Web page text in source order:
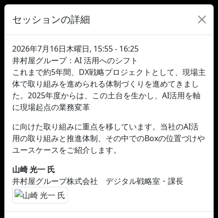
セッションの詳細
2026年7月16日木曜日, 15:55 - 16:25
井村屋グループ：AI 活用へのシフト
これまで約5年間、DX戦略プロジェクトとして、現場主
体で取り組みを進められる体制づくりを進めてきまし
た。2025年度からは、この土台を生かし、AI活用を軸
に現場起点の業務変革
に向けた取り組みに重点を移しています。当社のAI活
用の取り組みと推進体制、その中でのBoxの位置づけや
ユースケースをご紹介します。
山崎 光一 氏
井村屋グループ株式会社 デジタル戦略室・課長